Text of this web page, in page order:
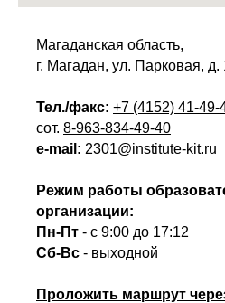
Магаданская область,
г. Магадан, ул. Парковая,
Тел./факс: +7 (4152) 41-49-
сот. 8-963-834-49-40
e-mail: 2301@institute-kit.ru
Режим работы
организации:
Пн-Пт - с 9:00 до 17:12
Сб-Вс - выходной
Проложить маршрут